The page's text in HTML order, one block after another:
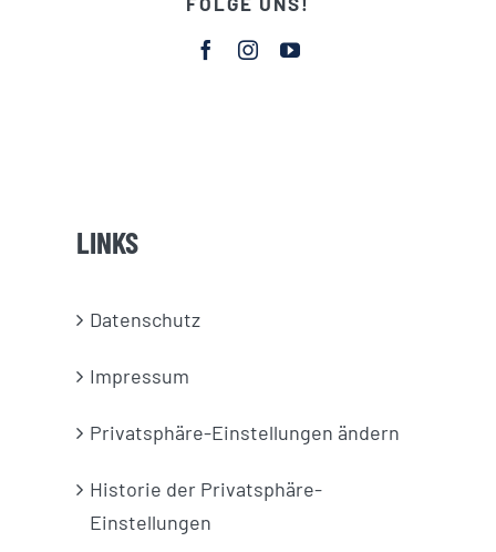
LINKS
Datenschutz
Impressum
Privatsphäre-Einstellungen ändern
Historie der Privatsphäre-
Einstellungen